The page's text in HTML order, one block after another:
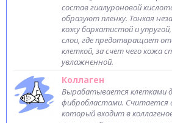
состав гиалуроновой
образуют пленку. Тонкая
кожу бархатистой и
слои, где предотвращает
клеткой, за счет чего кожа
увлажненной.
Коллаген
Вырабатывается клетками
фибробластами. Считается
который входит в